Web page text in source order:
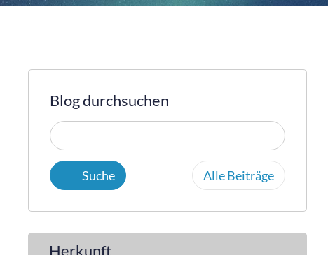
Blog durchsuchen
Alle Beiträge
Herkunft